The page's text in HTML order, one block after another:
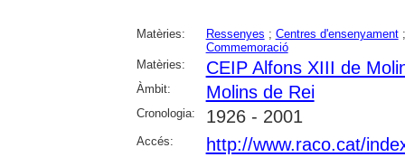
Matèries: Ressenyes ; Centres d'ensenyament
Commemoració
Matèries:
CEIP Alfons XIII de
Àmbit: Molins de Rei
Cronologia: 1926 - 2001
Accés: http://www.raco.cat/